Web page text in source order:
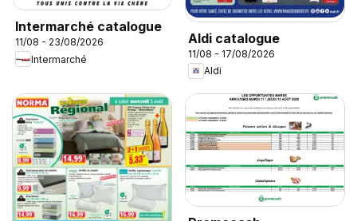
Intermarché catalogue
11/08 - 23/08/2026
Intermarché
Aldi catalogue
11/08 - 17/08/2026
Aldi